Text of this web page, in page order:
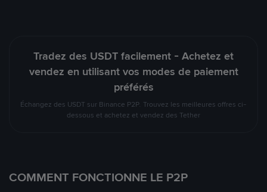
Tradez des USDT facilement - Achetez et
vendez en utilisant vos modes de paiement
préférés
Échangez des USDT sur Binance P2P. Trouvez les meilleures offres ci-
dessous et achetez et vendez des Tether
COMMENT FONCTIONNE LE P2P